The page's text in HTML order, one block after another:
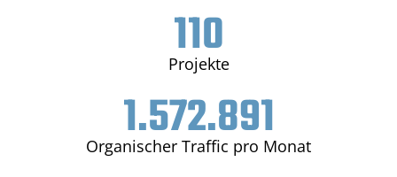
Projekte
110
Organischer Traffic pro Monat
1.572.891